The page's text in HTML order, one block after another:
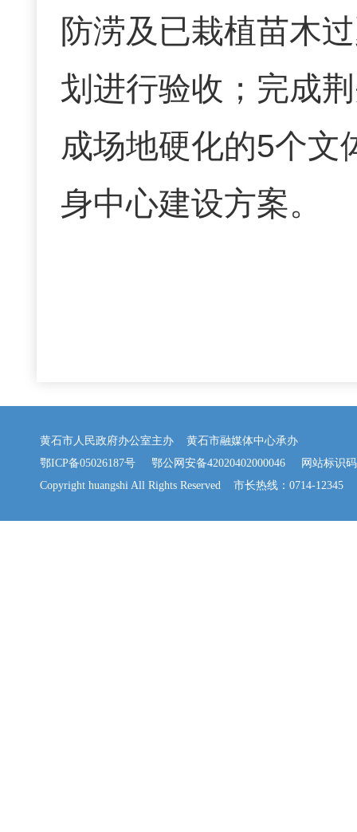
防涝及已栽植苗木
划进行验收；完成
成场地硬化的5个文
身中心建设方案。
黄石市人民政府办公室主办 黄石市融媒体中心承办
鄂ICP备05026187号
鄂公网安备42020402000046 网站标识码
Copyright huangshi All Rights Reserved 市长热线：0714-12345